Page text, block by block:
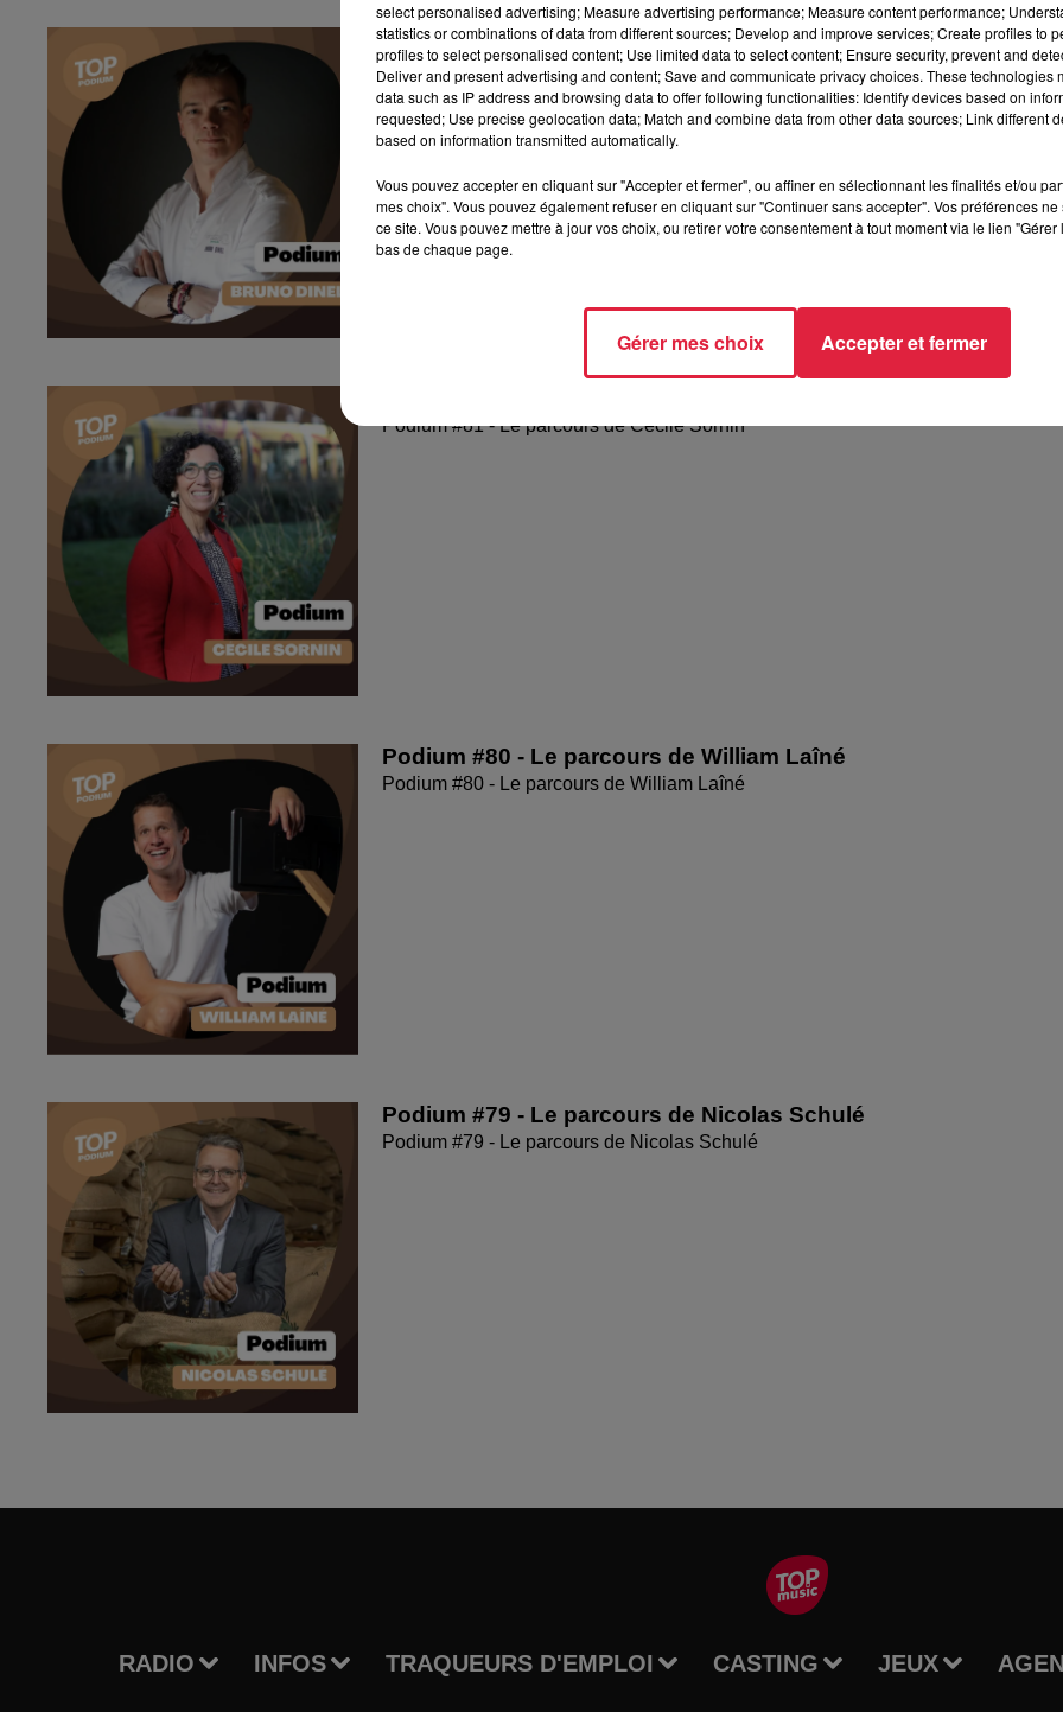
Podium #82 - Le parcours de Bruno Dinel
Podium #82 - Le parcours de Bruno Dinel
Podium #81 - Le parcours de Cécile Sornin
Podium #80 - Le parcours de William Laîné
Podium #80 - Le parcours de William Laîné
Podium #79 - Le parcours de Nicolas Schulé
Podium #79 - Le parcours de Nicolas Schulé
RADIO INFOS TRAQUEURS D'EMPLOI CASTING JEUX
select personalised advertising; Measure advertising performance; Measure content performance;
statistics or combinations of data from different sources; Develop and improve services; Create profiles to
profiles to select personalised content; Use limited data to select content; Ensure security, prevent and
Deliver and present advertising and content; Save and communicate privacy choices. These technologies
data such as IP address and browsing data to offer following functionalities: Identify devices based on
requested; Use precise geolocation data; Match and combine data from other data sources; Link different
based on information transmitted automatically.
Vous pouvez accepter en cliquant sur "Accepter et fermer", ou affiner en sélectionnant les finalités et/ou
mes choix". Vous pouvez également refuser en cliquant sur "Continuer sans accepter". Vos préférences
ce site. Vous pouvez mettre à jour vos choix, ou retirer votre consentement à tout moment via le lien
bas de chaque page.
Gérer mes choix Accepter et fermer